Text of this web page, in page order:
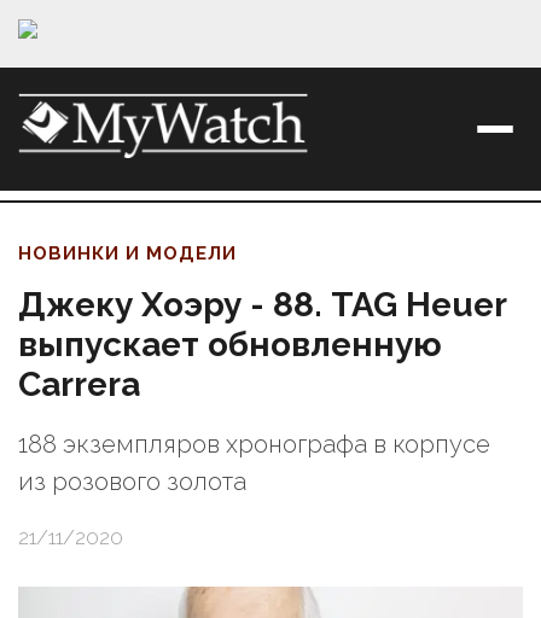
НОВИНКИ И МОДЕЛИ
Джеку Хоэру - 88. TAG Heuer
выпускает обновленную
Carrera
188 экземпляров хронографа в корпусе
из розового золота
21/11/2020